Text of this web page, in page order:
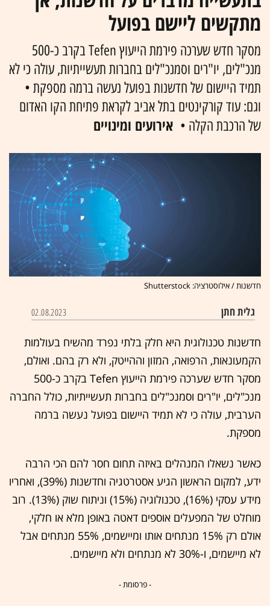
מתקשים ליישם בפועל
מסקר חדש שערכה פירמת הייעוץ Tefen בקרב כ-500
מנכ"לים, יו"רים וסמנכ"לים בחברות תעשייתיות, עולה כי לא
תמיד היישום של חדשנות בפועל נעשה ברמה מספקת •
וגם: עוד קורקינטים בתל אביב לקראת פתיחת הקו האדום
של הרכבת הקלה • אירועים ומינויים
חדשנות / אילוסטרציה: Shutterstock
גלית חתן 02.08.2023
חדשנות טכנולוגית היא חלק בלתי נפרד מהשיח בעולמות
הקמעונאות, הרפואה, המזון וההייטק, ולא רק בהם. ואולם,
מסקר חדש שערכה פירמת הייעוץ Tefen בקרב כ-500
מנכ"לים, יו"רים וסמנכ"לים בחברות תעשייתיות, כולל החברה
הערבית, עולה כי לא תמיד היישום בפועל נעשה ברמה
מספקת.
כאשר נשאלו המנהלים באיזה תחום חסר להם הכי הרבה
ידע, למקום הראשון הגיע אסטרטגיה וחדשנות (39%), ואחריו
מידע עסקי (16%), טכנולוגיה (15%) וניתוח שוק (13%). רוב
מוחלט של המפעלים אוספים דאטה באופן מלא או חלקי,
אולם רק 15% מנתחים אותו ומיישמים, 55% מנתחים אבל
לא מיישמים, ו-30% לא מנתחים ולא מיישמים.
- פרסומת -